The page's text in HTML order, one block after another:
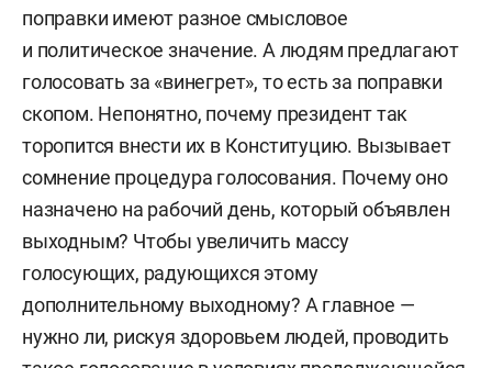
поправки имеют разное смысловое
и политическое значение. А людям предлагают
голосовать за «винегрет», то есть за поправки
скопом. Непонятно, почему президент так
торопится внести их в Конституцию. Вызывает
сомнение процедура голосования. Почему оно
назначено на рабочий день, который объявлен
выходным? Чтобы увеличить массу
голосующих, радующихся этому
дополнительному выходному? А главное —
нужно ли, рискуя здоровьем людей, проводить